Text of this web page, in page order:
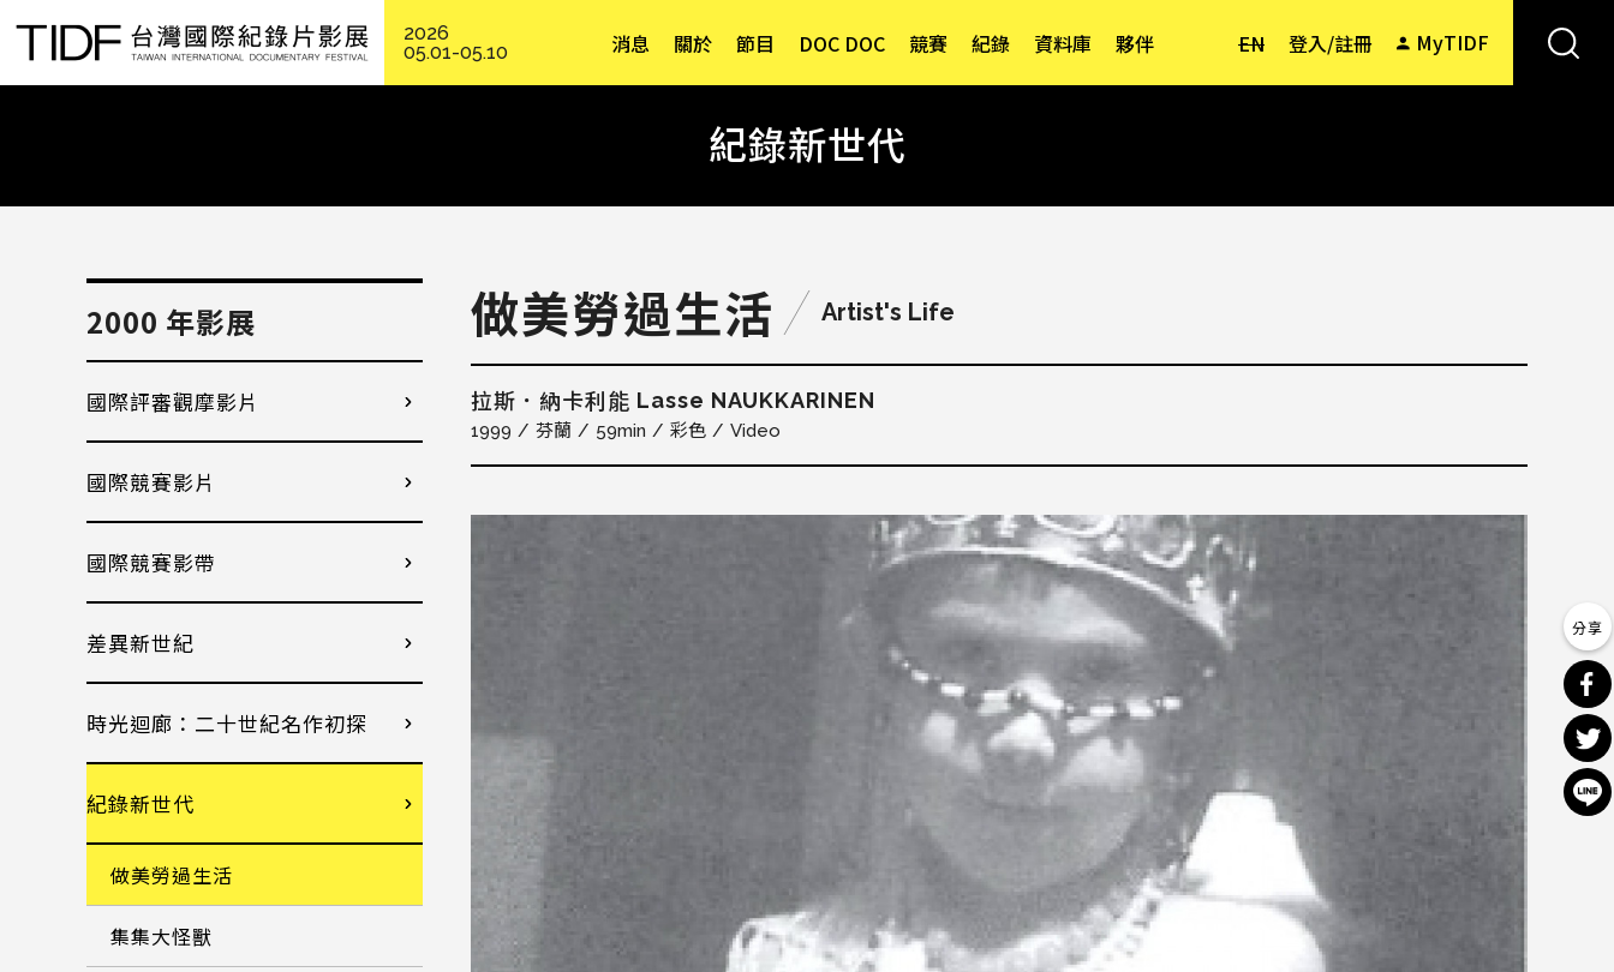
2026
05.01-05.10
EN 登入/註冊 MyTIDF
消息 關於 節目 DOC DOC 競賽 紀錄 資料庫 夥伴
紀錄新世代
做美勞過生活 Artist's Life
拉斯．納卡利能 Lasse NAUKKARINEN
1999 芬蘭 59min 彩色 Video
2000 年影展
國際評審觀摩影片
國際競賽影片
國際競賽影帶
差異新世紀
時光迴廊：二十世紀名作初探
紀錄新世代
做美勞過生活
集集大怪獸